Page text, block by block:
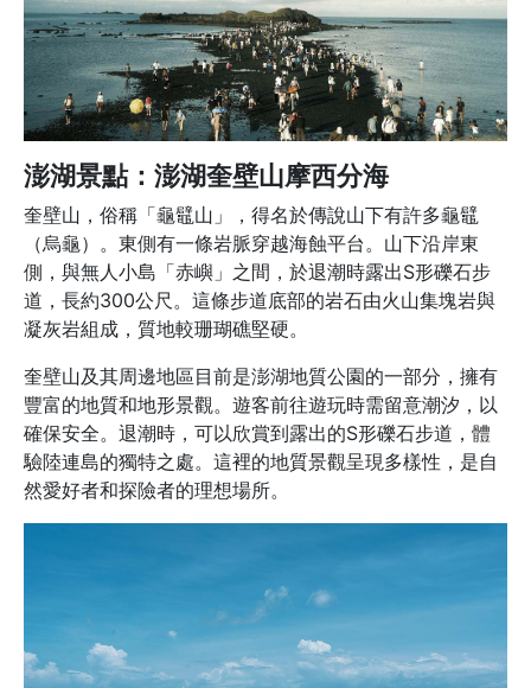
澎湖景點：澎湖奎壁山摩西分海
奎壁山，俗稱「龜鼊山」，得名於傳說山下有許多龜鼊
（烏龜）。東側有一條岩脈穿越海蝕平台。山下沿岸東
側，與無人小島「赤嶼」之間，於退潮時露出S形礫石步
道，長約300公尺。這條步道底部的岩石由火山集塊岩與
凝灰岩組成，質地較珊瑚礁堅硬。
奎壁山及其周邊地區目前是澎湖地質公園的一部分，擁有
豐富的地質和地形景觀。遊客前往遊玩時需留意潮汐，以
確保安全。退潮時，可以欣賞到露出的S形礫石步道，體
驗陸連島的獨特之處。這裡的地質景觀呈現多樣性，是自
然愛好者和探險者的理想場所。